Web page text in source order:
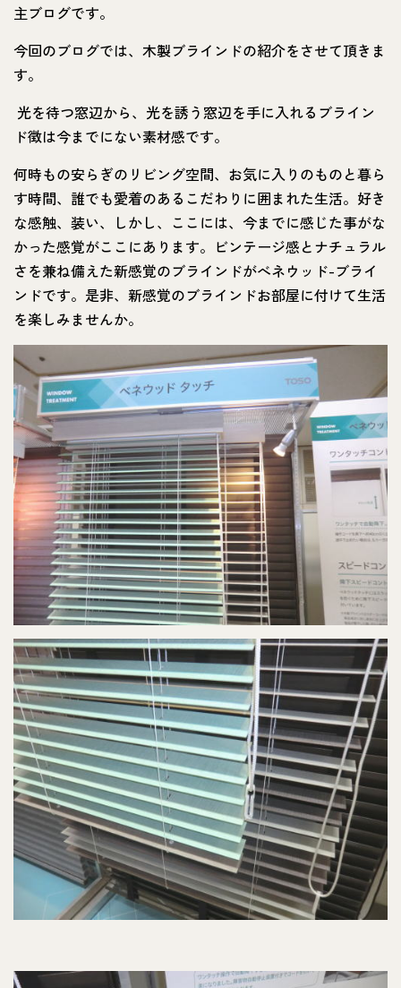
主ブログです。
今回のブログでは、木製ブラインドの紹介をさせて頂きま
す。
光を待つ窓辺から、光を誘う窓辺を手に入れるブライン
ド徴は今までにない素材感です。
何時もの安らぎのリビング空間、お気に入りのものと暮ら
す時間、誰でも愛着のあるこだわりに囲まれた生活。好き
な感触、装い、しかし、ここには、今までに感じた事がな
かった感覚がここにあります。ビンテージ感とナチュラル
さを兼ね備えた新感覚のブラインドがべネウッド-ブライ
ンドです。是非、新感覚のブラインドお部屋に付けて生活
を楽しみませんか。